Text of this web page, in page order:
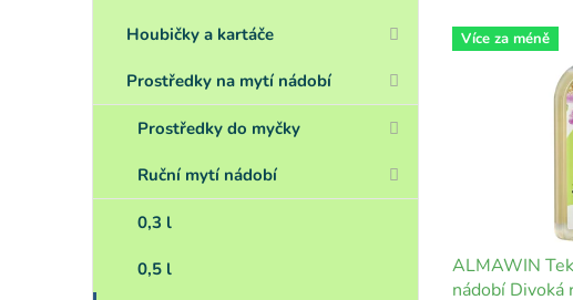
Houbičky a kartáče
Prostředky na mytí nádobí
Prostředky do myčky
Ruční mytí nádobí
0,3 l
0,5 l
V Více za méně
ALMAWIN
nádobí